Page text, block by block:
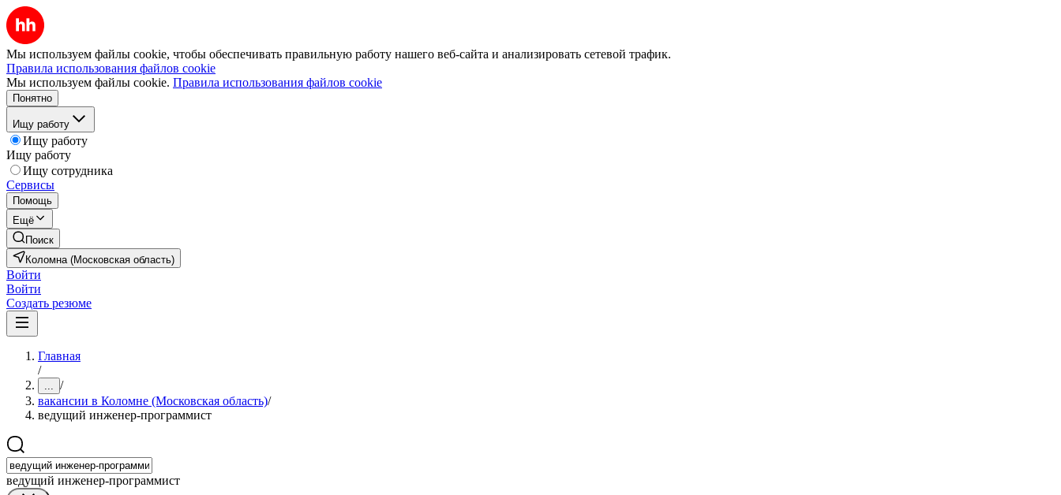
Мы используем файлы cookie, чтобы обеспечивать правильную работу нашего веб-сайта и анализировать сетевой трафик.
Правила использования файлов cookie
Мы используем файлы cookie. Правила использования файлов cookie
Понятно
Ищу работу
Ищу работу
Ищу работу
Ищу сотрудника
Сервисы
Помощь
Ещё
Поиск
Коломна (Московская область)
Войти
Войти
Создать резюме
Главная
/
... /
вакансии в Коломне (Московская область)/
ведущий инженер-программист
ведущий инженер-программист